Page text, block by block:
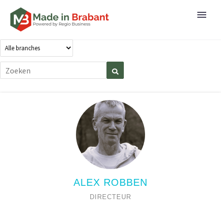
ALEX ROBBEN
DIRECTEUR